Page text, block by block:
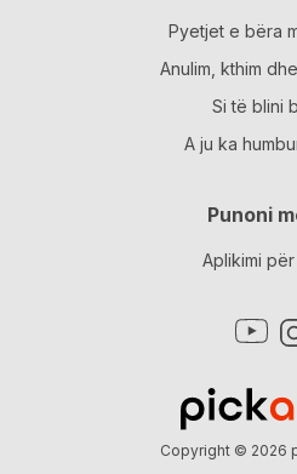
Pyetjet e bëra
Anulim, kthim
Si të blini
A ju ka
Punoni
Aplikimi
Copyright © 2026